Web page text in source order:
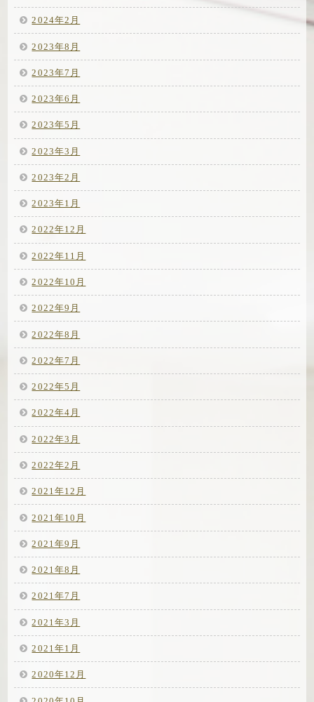
2024年2月
2023年8月
2023年7月
2023年6月
2023年5月
2023年3月
2023年2月
2023年1月
2022年12月
2022年11月
2022年10月
2022年9月
2022年8月
2022年7月
2022年5月
2022年4月
2022年3月
2022年2月
2021年12月
2021年10月
2021年9月
2021年8月
2021年7月
2021年3月
2021年1月
2020年12月